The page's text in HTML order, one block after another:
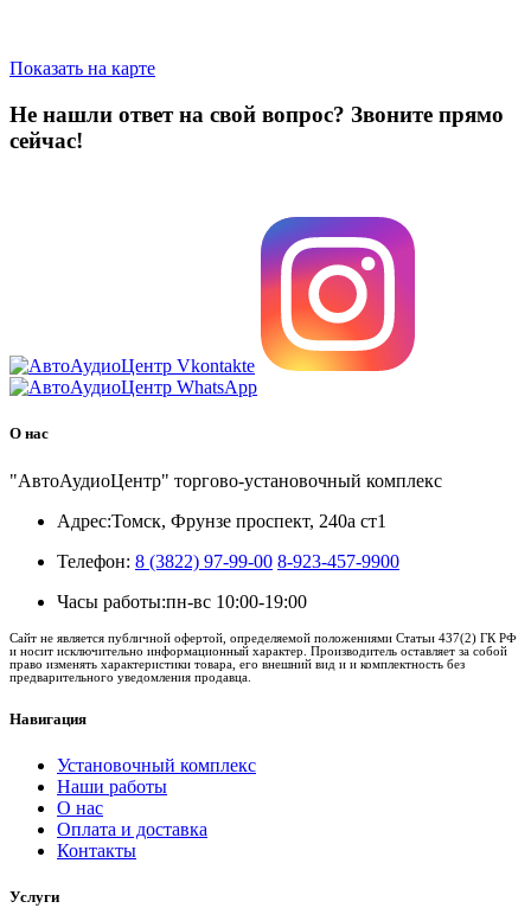
Показать на карте
Не нашли ответ на свой вопрос? Звоните прямо
сейчас!
О нас
"АвтоАудиоЦентр" торгово-установочный комплекс
Адрес:Томск, Фрунзе проспект, 240а ст1
Телефон: 8 (3822) 97-99-00 8-923-457-9900
Часы работы:пн-вс 10:00-19:00
Сайт не является публичной офертой, определяемой положениями Статьи 437(2) ГК РФ
и носит исключительно информационный характер. Производитель оставляет за собой
право изменять характеристики товара, его внешний вид и и комплектность без
предварительного уведомления продавца.
Навигация
Установочный комплекс
Наши работы
О нас
Оплата и доставка
Контакты
Услуги